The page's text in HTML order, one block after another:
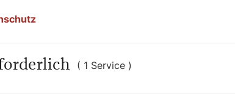
andere Blätterteigscheibe darüber und
mit einem scharfen Messer dekorative
Teig durchzuschneiden. Lasse den Kuchen
den Teig mit dem restlichen
200 Grad Hitze im vorgeheizten Ofen für 40
( 1 Service )